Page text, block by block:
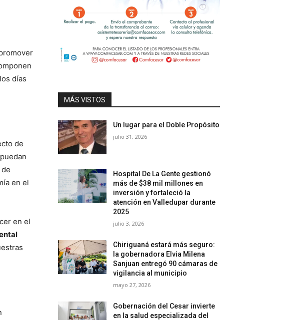
días
de
en el
en el
MÁS VISTOS
Un lugar para el Doble Propósito
julio 31, 2026
Hospital De La Gente gestionó
más de $38 mil millones en
inversión y fortaleció la
atención en Valledupar durante
2025
julio 3, 2026
Chiriguaná estará más seguro:
la gobernadora Elvia Milena
Sanjuan entregó 90 cámaras de
vigilancia al municipio
mayo 27, 2026
Gobernación del Cesar invierte
en la salud especializada del